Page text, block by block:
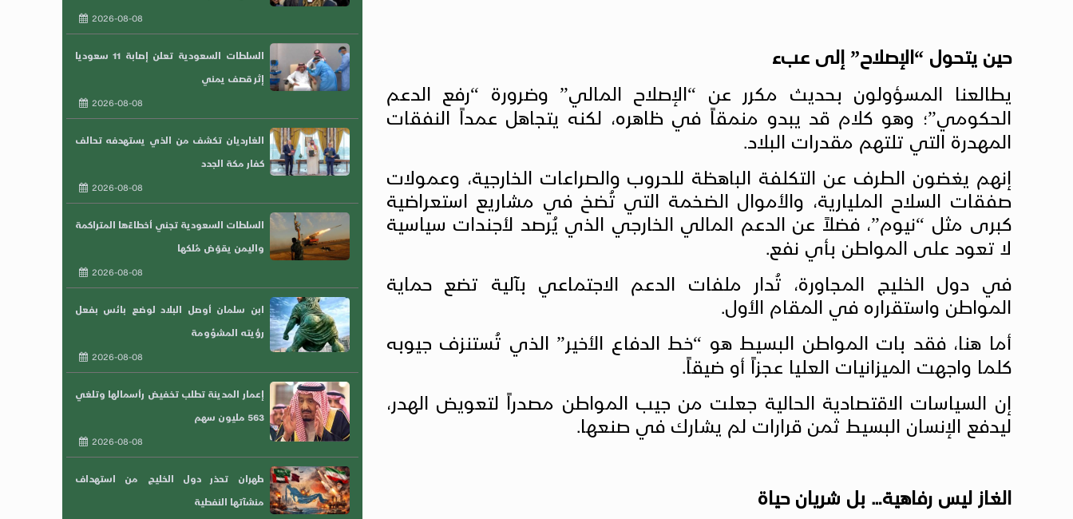
حين يتحول “الإصلاح” إلى عبء
يطالعنا المسؤولون بحديث مكرر عن “الإصلاح المالي” وضرورة “رفع الدعم
الحكومي”؛ وهو كلام قد يبدو منمقاً في ظاهره، لكنه يتجاهل عمداً النفقات
المهدرة التي تلتهم مقدرات البلاد.
إنهم يغضون الطرف عن التكلفة الباهظة للحروب والصراعات الخارجية، وعمولات
صفقات السلاح المليارية، والأموال الضخمة التي تُضخ في مشاريع استعراضية
كبرى مثل “نيوم”، فضلاً عن الدعم المالي الخارجي الذي يُرصد لأجندات سياسية
لا تعود على المواطن بأي نفع.
في دول الخليج المجاورة، تُدار ملفات الدعم الاجتماعي بآلية تضع حماية
المواطن واستقراره في المقام الأول.
أما هنا، فقد بات المواطن البسيط هو “خط الدفاع الأخير” الذي تُستنزف جيوبه
كلما واجهت الميزانيات العليا عجزاً أو ضيقاً.
إن السياسات الاقتصادية الحالية جعلت من جيب المواطن مصدراً لتعويض الهدر،
ليدفع الإنسان البسيط ثمن قرارات لم يشارك في صنعها.
الغاز ليس رفاهية… بل شريان حياة
2026-08-08
السلطات السعودية تعلن إصابة 11 سعوديا
إثر قصف يمني
2026-08-08
الغارديان تكشف من الذي يستهدفه تحالف
كفار مكة الجدد
2026-08-08
السلطات السعودية تجني أخطاءًها المتراكمة
واليمن يقوّض مُلكها
2026-08-08
ابن سلمان أوصل البلاد لوضع بائس بفعل
رؤيته المشؤومة
2026-08-08
إعمار المدينة تطلب تخفيض رأسمالها وتلغي
563 مليون سهم
2026-08-08
طهران تحذر دول الخليج من استهداف
منشآتها النفطية